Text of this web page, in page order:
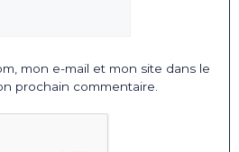
mon e-mail et mon site dans le
prochain commentaire.